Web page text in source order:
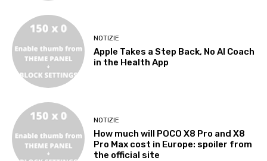
NOTIZIE
Apple Takes a Step Back, No AI Coach
in the Health App
NOTIZIE
How much will POCO X8 Pro and X8
Pro Max cost in Europe: spoiler from
the official site